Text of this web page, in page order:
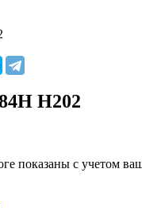
H202
показаны с учетом